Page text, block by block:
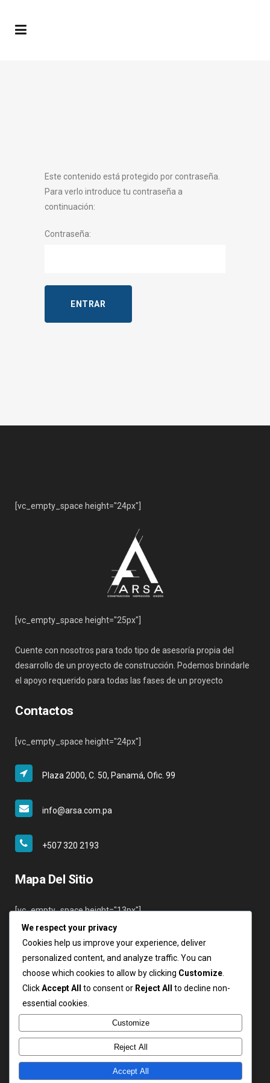
Este contenido está protegido por contraseña.
Para verlo introduce tu contraseña a
continuación:
Contraseña:
[vc_empty_space height="24px"]
[vc_empty_space height="25px"]
Cuente con nosotros para todo tipo de asesoría propia del
desarrollo de un proyecto de construcción. Podemos brindarle
el apoyo requerido para todas las fases de un proyecto
Contactos
[vc_empty_space height="24px"]
Plaza 2000, C. 50, Panamá, Ofic. 99
info@arsa.com.pa
+507 320 2193
Mapa Del Sitio
[vc_empty_space height="13px"]
Inicio
Nosotros
Servicios
Clientes
Contáctenos
Login
We respect your privacy
Cookies help us improve your experience, deliver
personalized content, and analyze traffic. You can
choose which cookies to allow by clicking Customize
ClickAccept All to consent or Reject All
to decline non-
essential cookies.
Customize
Reject All
Accept All